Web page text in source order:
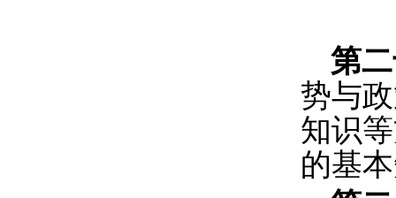
第
势与
知识
的基